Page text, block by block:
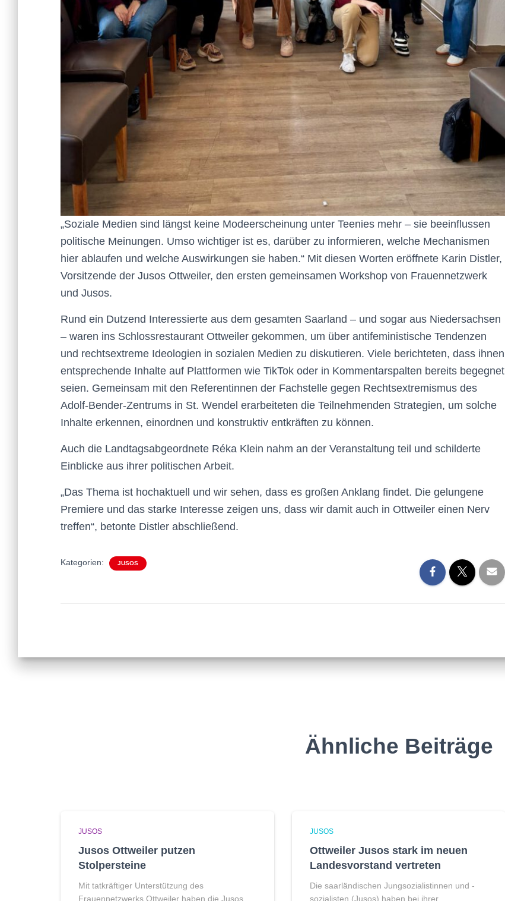
„Soziale Medien sind längst keine Modeerscheinung unter Teenies mehr – sie beeinflussen
politische Meinungen. Umso wichtiger ist es, darüber zu informieren, welche Mechanismen
hier ablaufen und welche Auswirkungen sie haben.“ Mit diesen Worten eröffnete Karin Distler,
Vorsitzende der Jusos Ottweiler, den ersten gemeinsamen Workshop von Frauennetzwerk
und Jusos.
Rund ein Dutzend Interessierte aus dem gesamten Saarland – und sogar aus Niedersachsen
– waren ins Schlossrestaurant Ottweiler gekommen, um über antifeministische Tendenzen
und rechtsextreme Ideologien in sozialen Medien zu diskutieren. Viele berichteten, dass ihnen
entsprechende Inhalte auf Plattformen wie TikTok oder in Kommentarspalten bereits begegnet
seien. Gemeinsam mit den Referentinnen der Fachstelle gegen Rechtsextremismus des
Adolf-Bender-Zentrums in St. Wendel erarbeiteten die Teilnehmenden Strategien, um solche
Inhalte erkennen, einordnen und konstruktiv entkräften zu können.
Auch die Landtagsabgeordnete Réka Klein nahm an der Veranstaltung teil und schilderte
Einblicke aus ihrer politischen Arbeit.
„Das Thema ist hochaktuell und wir sehen, dass es großen Anklang findet. Die gelungene
Premiere und das starke Interesse zeigen uns, dass wir damit auch in Ottweiler einen Nerv
treffen“, betonte Distler abschließend.
Kategorien: JUSOS
Ähnliche Beiträge
JUSOS
Jusos Ottweiler putzen
Stolpersteine
Mit tatkräftiger Unterstützung des
Frauennetzwerks Ottweiler haben die Jusos
JUSOS
Ottweiler Jusos stark im neuen
Landesvorstand vertreten
Die saarländischen Jungsozialistinnen und -
sozialisten (Jusos) haben bei ihrer